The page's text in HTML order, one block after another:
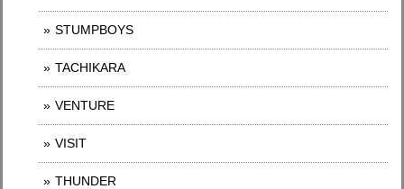
STUMPBOYS
TACHIKARA
VENTURE
VISIT
THUNDER